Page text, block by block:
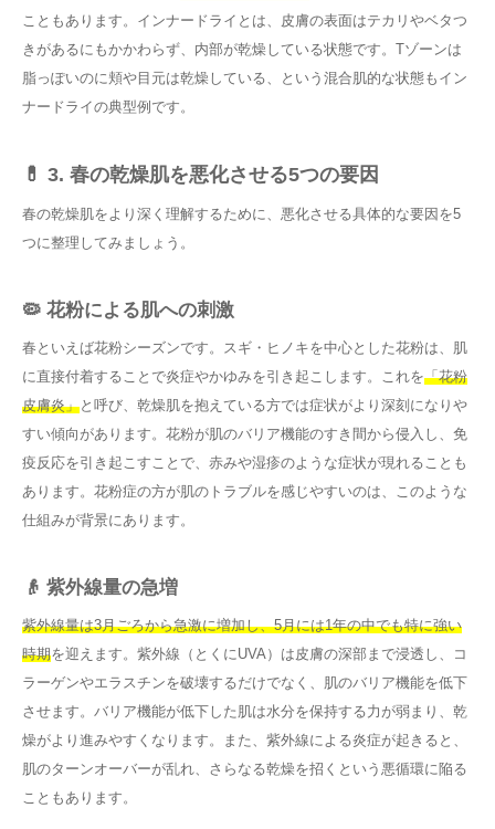
こともあります。インナードライとは、皮膚の表面はテカリやベタつ
きがあるにもかかわらず、内部が乾燥している状態です。Tゾーンは
脂っぽいのに頬や目元は乾燥している、という混合肌的な状態もイン
ナードライの典型例です。
💊 3. 春の乾燥肌を悪化させる5つの要因
春の乾燥肌をより深く理解するために、悪化させる具体的な要因を5
つに整理してみましょう。
🦠 花粉による肌への刺激
春といえば花粉シーズンです。スギ・ヒノキを中心とした花粉は、肌
に直接付着することで炎症やかゆみを引き起こします。これを「花粉
皮膚炎」と呼び、乾燥肌を抱えている方では症状がより深刻になりや
すい傾向があります。花粉が肌のバリア機能のすき間から侵入し、免
疫反応を引き起こすことで、赤みや湿疹のような症状が現れることも
あります。花粉症の方が肌のトラブルを感じやすいのは、このような
仕組みが背景にあります。
👴 紫外線量の急増
紫外線量は3月ごろから急激に増加し、5月には1年の中でも特に強い
時期を迎えます。紫外線（とくにUVA）は皮膚の深部まで浸透し、コ
ラーゲンやエラスチンを破壊するだけでなく、肌のバリア機能を低下
させます。バリア機能が低下した肌は水分を保持する力が弱まり、乾
燥がより進みやすくなります。また、紫外線による炎症が起きると、
肌のターンオーバーが乱れ、さらなる乾燥を招くという悪循環に陥る
こともあります。